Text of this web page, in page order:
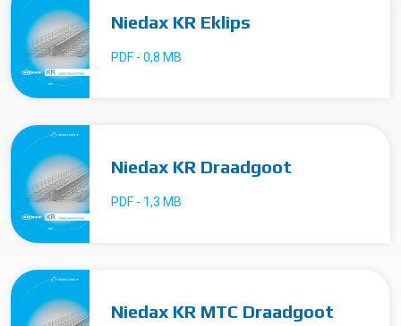
Niedax KR Eklips
PDF - 0,8 MB
Niedax KR Draadgoot
PDF - 1,3 MB
Niedax KR MTC Draadgoot